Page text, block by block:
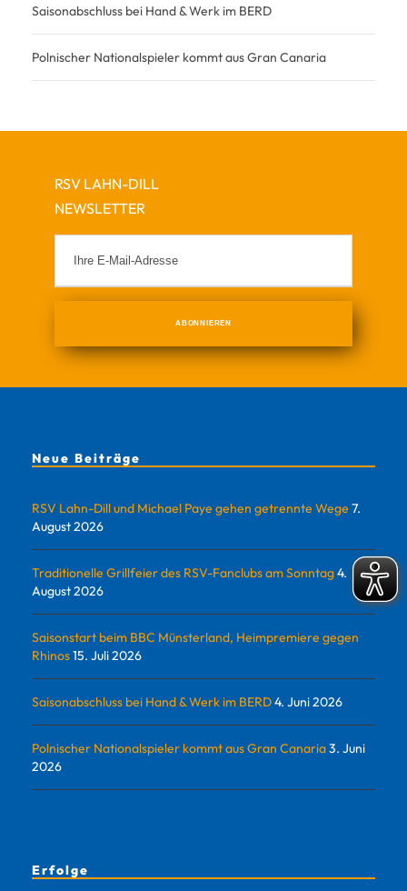
Saisonabschluss bei Hand & Werk im BERD
Polnischer Nationalspieler kommt aus Gran Canaria
RSV LAHN-DILL
NEWSLETTER
Neue Beiträge
RSV Lahn-Dill und Michael Paye gehen getrennte Wege 7.
August 2026
Traditionelle Grillfeier des RSV-Fanclubs am Sonntag4.
August 2026
Saisonstart beim BBC Münsterland, Heimpremiere gegen
Rhinos15. Juli 2026
Saisonabschluss bei Hand & Werk im BERD4. Juni 2026
Polnischer Nationalspieler kommt aus Gran Canaria3. Juni
2026
Erfolge